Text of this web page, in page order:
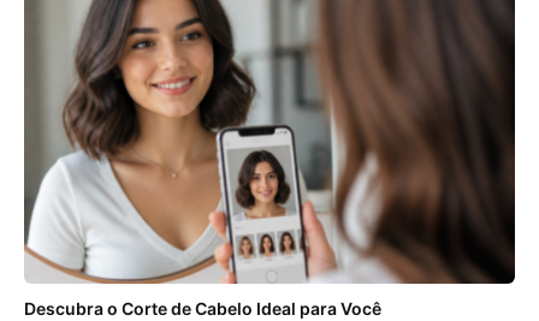
Descubra o Corte de Cabelo Ideal para Você